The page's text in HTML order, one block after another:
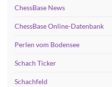
ChessBase News
ChessBase Online-Datenbank
Perlen vom Bodensee
Schach Ticker
Schachfeld